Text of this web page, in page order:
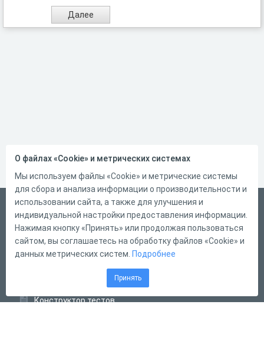
Русский
Справка
Форма обратной связи
Конструктор тестов
О файлах «Cookie» и метрических системах
Мы используем файлы «Cookie» и метрические системы
для сбора и анализа информации о производительности и
использовании сайта, а также для улучшения и
индивидуальной настройки предоставления информации.
Нажимая кнопку «Принять» или продолжая пользоваться
сайтом, вы соглашаетесь на обработку файлов «Cookie» и
данных метрических систем. Подробнее
Принять